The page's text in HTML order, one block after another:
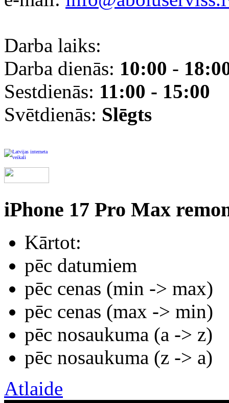
Darba laiks:
Darba dienās: 10:00 -
Sestdienās: 11:00 - 15:00
Svētdienās: Slēgts
iPhone 17 Pro Max
Kārtot:
pēc datumiem
pēc cenas (min -> max)
pēc cenas (max -> min)
pēc nosaukuma (а -> z)
pēc nosaukuma (z -> а)
Atlaide